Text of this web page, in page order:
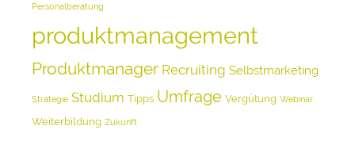
Personalberatung
produktmanagement
Produktmanager Recruiting Selbstmarketing
Strategie Studium Tipps Umfrage Vergütung Webinar
Weiterbildung Zukunft